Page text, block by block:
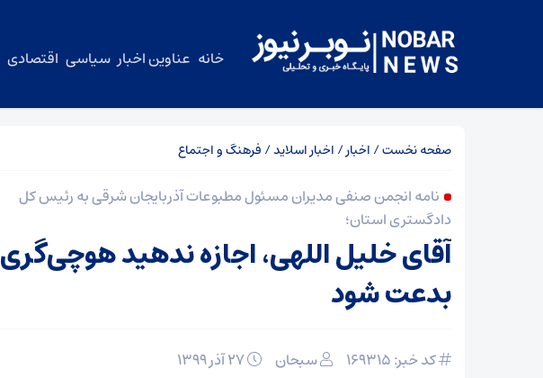
خانه عناوین اخبار سیاسی اقتصادی
صفحه نخست/ اخبار/ اخبار اسلاید/ فرهنگ و اجتماع
نامه انجمن صنفی مدیران مسئول مطبوعات آذربایجان شرقی به رئیس کل
دادگستری استان؛
آقای خلیل اللهی، اجازه ندهید هوچی‌گری
بدعت شود
کد خبر: ۱۶۹۳۱۵ سبحان